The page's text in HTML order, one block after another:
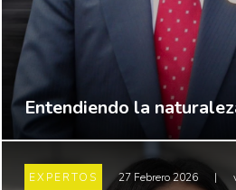
Entendiendo la
EXPERTOS 27 Febrero 2026 |